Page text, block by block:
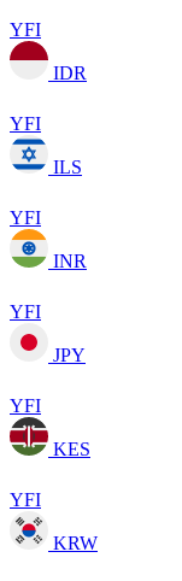
YFI
IDR
YFI
ILS
YFI
INR
YFI
JPY
YFI
KES
YFI
KRW